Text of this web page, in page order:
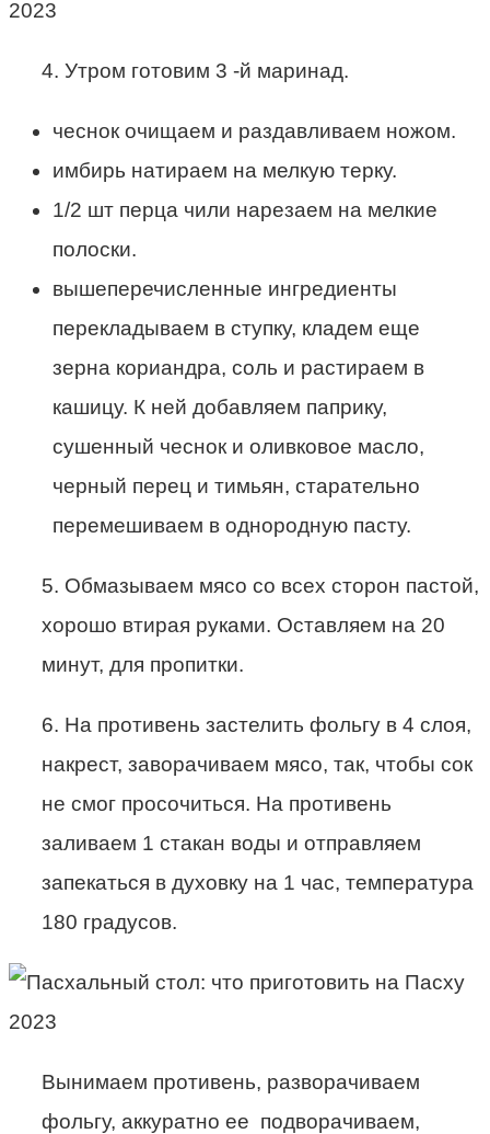
4. Утром готовим 3 -й маринад.
чеснок очищаем и раздавливаем ножом.
имбирь натираем на мелкую терку.
1/2 шт перца чили нарезаем на мелкие
полоски.
вышеперечисленные ингредиенты
перекладываем в ступку, кладем еще
зерна кориандра, соль и растираем в
кашицу. К ней добавляем паприку,
сушенный чеснок и оливковое масло,
черный перец и тимьян, старательно
перемешиваем в однородную пасту.
5. Обмазываем мясо со всех сторон пастой,
хорошо втирая руками. Оставляем на 20
минут, для пропитки.
6. На противень застелить фольгу в 4 слоя,
накрест, заворачиваем мясо, так, чтобы сок
не смог просочиться. На противень
заливаем 1 стакан воды и отправляем
запекаться в духовку на 1 час, температура
180 градусов.
Вынимаем противень, разворачиваем
фольгу, аккуратно ее подворачиваем,